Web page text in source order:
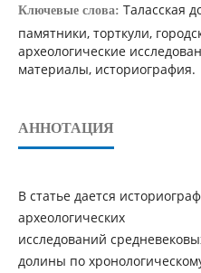
Ключевые слова: Таласская
памятники, торткули,
археологические
материалы, историография.
АННОТАЦИЯ
В статье дается
археологических
исследований
долины по